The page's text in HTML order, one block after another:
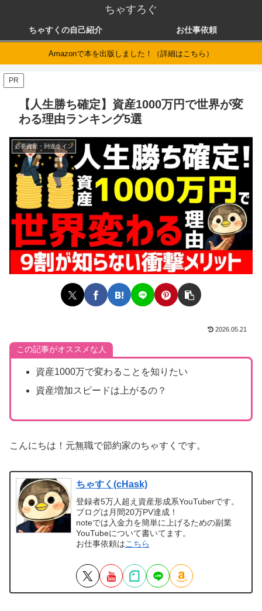
ちゃすろぐ
ちゃすくの自己紹介 お仕事依頼
Amazonで本を出版しました！（詳細はこちら）
PR
【人生勝ち確定】資産1000万円で世界が変
わる理由ランキング5選
必要資産・到達ライン
2026.05.21
この記事がオススメな人
資産1000万で変わることを知りたい
資産増加スピードは上がるの？
こんにちは！元無職で節約家のちゃすくです。
ちゃすく(cHask)
登録者5万人超え資産形成系YouTuberです。
ブログは月間20万PV達成！
noteでは入金力を簡単に上げるための副業
YouTubeについて書いてます。
お仕事依頼はこちら